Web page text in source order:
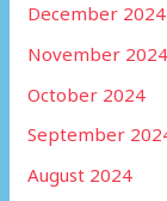
December 2024
November 2024
October 2024
September
August 2024